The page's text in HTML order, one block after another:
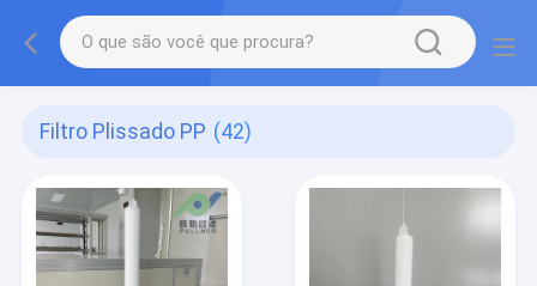
Filtro Plissado PP (42)